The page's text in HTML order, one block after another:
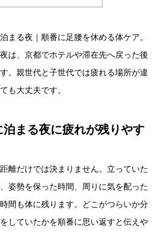
まる夜｜順番に足腰を休める体ケア。
は、京都でホテルや滞在先へ戻った後
。親世代と子世代では疲れる場所が違
も大丈夫です。
まる夜に疲れが残りやす
離だけでは決まりません。立っていた
姿勢を保った時間、周りに気を配った
間も体に残ります。どこがつらいか分
していたかを順番に思い返すと伝えや